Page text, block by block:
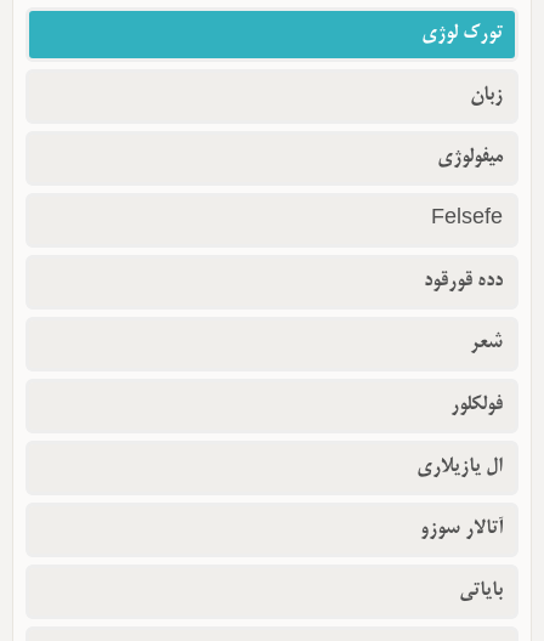
تورک لوژی
زبان
میفولوژی
Felsefe
دده قورقود
شعر
فولکلور
ال یازیلاری
آتالار سوزو
بایاتی